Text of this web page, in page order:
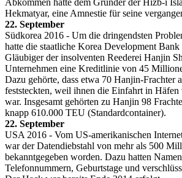
Hekmatyar, eine Amnestie für seine
22. September
Südkorea 2016 - Um die dringendsten
hatte die staatliche Korea Development
Gläubiger der insolventen Reederei Hanjin
Unternehmen eine Kreditlinie von 45
Dazu gehörte, dass etwa 70 Hanjin-Frachter
feststeckten, weil ihnen die Einfahrt in
war. Insgesamt gehörten zu Hanjin 98
knapp 610.000 TEU (Standardcontainer).
22. September
USA 2016 - Vom US-amerikanischen
war der Datendiebstahl von mehr als 500
bekanntgegeben worden. Dazu hatten
Telefonnummern, Geburtstage und